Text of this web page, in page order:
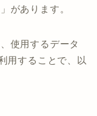
があります。
使用するデータ
用することで、以